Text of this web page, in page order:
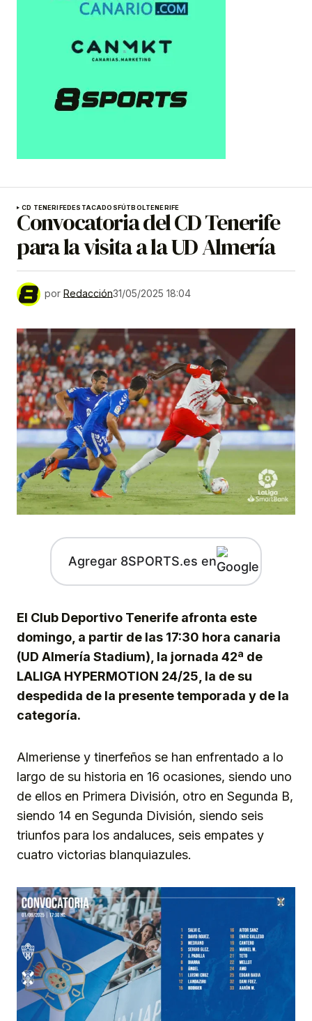
CD TENERIFEDESTACADOSFÚTBOLTENERIFE
Convocatoria del CD Tenerife
para la visita a la UD Almería
por Redacción31/05/2025 18:04
Agregar 8SPORTS.es en
El Club Deportivo Tenerife afronta este
domingo, a partir de las 17:30 hora canaria
(UD Almería Stadium), la jornada 42ª de
LALIGA HYPERMOTION 24/25, la de su
despedida de la presente temporada y de la
categoría.
Almeriense y tinerfeños se han enfrentado a lo
largo de su historia en 16 ocasiones, siendo uno
de ellos en Primera División, otro en Segunda B,
siendo 14 en Segunda División, siendo seis
triunfos para los andaluces, seis empates y
cuatro victorias blanquiazules.